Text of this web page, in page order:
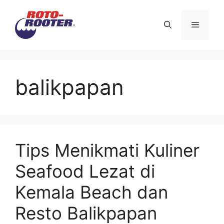
Menu
balikpapan
Tips Menikmati Kuliner
Seafood Lezat di
Kemala Beach dan
Resto Balikpapan